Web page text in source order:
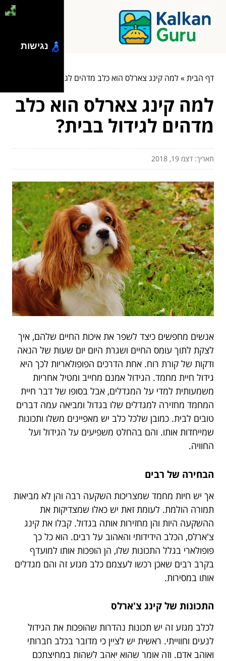
דף הבית»למה קינג צארלס הוא כלב מדהים לגידול בבית?
למה קינג צארלס הוא כלב
מדהים לגידול בבית?
תאריך: דצמ 19, 2018
אנשים מחפשים כיצד לשפר את איכות החיים שלהם, איך
לצקת לתוך עומס החיים ושגרת היום יום שעות של הנאה
ודקות של קורת רוח. אחת הדרכים הפופולאריות לכך היא
גידול חיית מחמד. הגידול אמנם מחייב ומטיל אחריות
משמעותית למדי על המגדלים, אבל בסופו של דבר חיית
המחמד מחזירה למגדלים שלו בגדול ומביאה עמה דברים
טובים לבית. כמובן שלכל כלב יש מאפיינים משלו ותכונות
שמייחדות אותו. והם בהחלט משפיעים על הגידול ועל
החוויה.
הבחירה של רבים
אך יש חיות מחמד שמצריכות השקעה רבה והן לא מביאות
תמורה הולמת. לעומת זאת יש כאלו שמצדיקות את
ההשקעה היות והן מחזירות אותה בגדול. קבלו את קינג
צ'ארלס, הכלב הידידותי והאהוב על רבים. הוא כל כך
פופולארי בגלל התכונות שלו, הן הופכות אותו למועדף
בקרב רבים שאכן רכשו לעצמם כלב מגזע זה והם מגדלים
אותו במסירות.
התכונות של קינג צ'ארלס
לכלב מגזע זה יש תכונות נהדרות שהופכות את הגידול
לנעים וחווייתי. ראשית יש לציין כי מדובר בכלב חברותי
ואוהב אדם. וזה אומר שהוא יאהב לשהות במחיצתכם
נגישות